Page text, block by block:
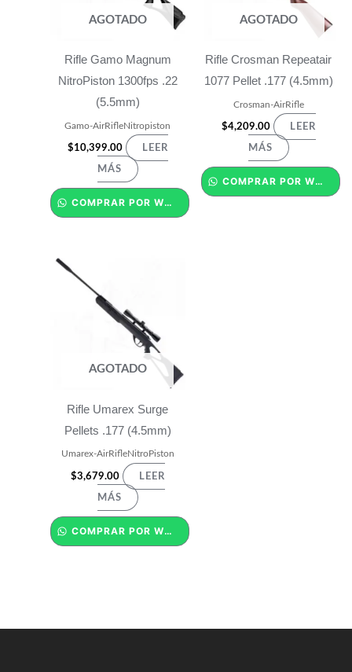
AGOTADO
Rifle Gamo Magnum
NitroPiston 1300fps .22
(5.5mm)
Gamo-AirRifleNitropiston
$10,399.00 LEER
MÁS
COMPRAR POR WHATSAPP
AGOTADO
Rifle Crosman Repeatair
1077 Pellet .177 (4.5mm)
Crosman-AirRifle
$4,209.00 LEER
MÁS
COMPRAR POR WHATSAPP
AGOTADO
Rifle Umarex Surge
Pellets .177 (4.5mm)
Umarex-AirRifleNitroPiston
$3,679.00 LEER
MÁS
COMPRAR POR WHATSAPP